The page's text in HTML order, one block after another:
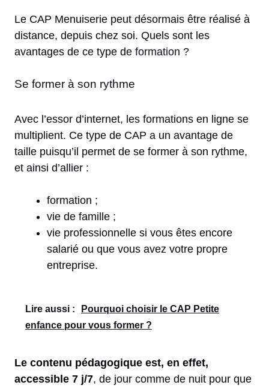
Le CAP Menuiserie peut désormais être réalisé à
distance, depuis chez soi. Quels sont les
avantages de ce type de formation ?
Se former à son rythme
Avec l’essor d’internet, les formations en ligne se
multiplient. Ce type de CAP a un avantage de
taille puisqu’il permet de se former à son rythme,
et ainsi d’allier :
formation ;
vie de famille ;
vie professionnelle si vous êtes encore
salarié ou que vous avez votre propre
entreprise.
Lire aussi :
Pourquoi choisir le CAP Petite
enfance pour vous former ?
Le contenu pédagogique est, en effet,
accessible 7 j/7, de jour comme de nuit pour que